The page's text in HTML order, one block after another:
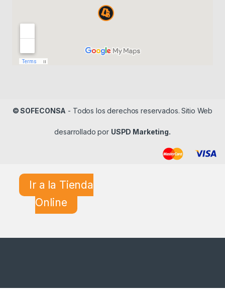
© SOFECONSA - Todos los derechos reservados. Sitio Web
desarrollado por USPD Marketing.
Ir a la Tienda
Online